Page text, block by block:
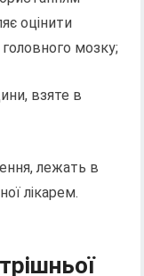
оцінити
мозку;
взяте в
лежать в
лікарем.